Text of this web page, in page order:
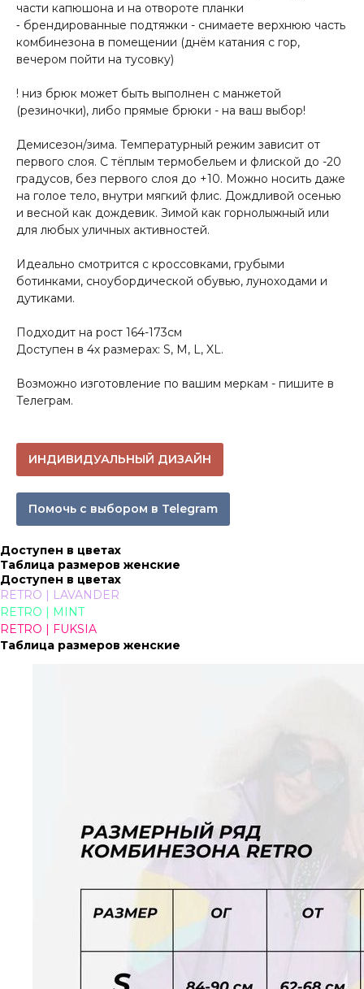
части капюшона и на отвороте планки
⁃ брендированные подтяжки - снимаете верхнюю часть
комбинезона в помещении (днём катания с гор,
вечером пойти на тусовку)
! низ брюк может быть выполнен с манжетой
(резиночки), либо прямые брюки - на ваш выбор!
Демисезон/зима. Температурный режим зависит от
первого слоя. С тёплым термобельем и флиской до -20
градусов, без первого слоя до +10. Можно носить даже
на голое тело, внутри мягкий флис. Дождливой осенью
и весной как дождевик. Зимой как горнолыжный или
для любых уличных активностей.
Идеально смотрится с кроссовками, грубыми
ботинками, сноубордической обувью, луноходами и
дутиками.
Подходит на рост 164-173см
Доступен в 4х размерах: S, M, L, XL.
Возможно изготовление по вашим меркам - пишите в
Телеграм.
ИНДИВИДУАЛЬНЫЙ ДИЗАЙН
Помочь с выбором в Telegram
Доступен в цветах
Таблица размеров женские
Доступен в цветах
RETRO | LAVANDER
RETRO | MINT
RETRO | FUKSIA
Таблица размеров женские